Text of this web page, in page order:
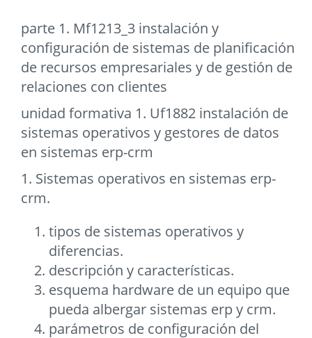
parte 1. Mf1213_3 instalación y
configuración de sistemas de planificación
de recursos empresariales y de gestión de
relaciones con clientes
unidad formativa 1. Uf1882 instalación de
sistemas operativos y gestores de datos
en sistemas erp-crm
1. Sistemas operativos en sistemas erp-
crm.
tipos de sistemas operativos y
diferencias.
descripción y características.
esquema hardware de un equipo que
pueda albergar sistemas erp y crm.
parámetros de configuración del